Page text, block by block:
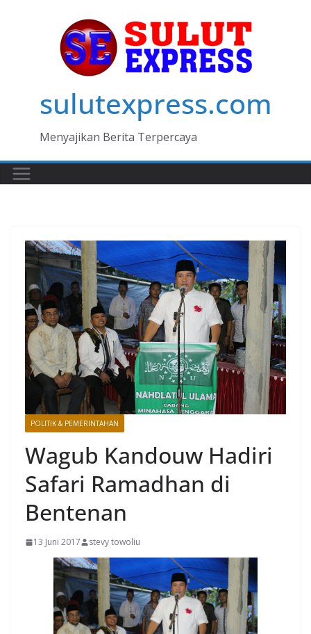
sulutexpress.com
Menyajikan Berita Terpercaya
POLITIK & PEMERINTAHAN
Wagub Kandouw Hadiri
Safari Ramadhan di
Bentenan
13 Juni 2017 stevy towoliu